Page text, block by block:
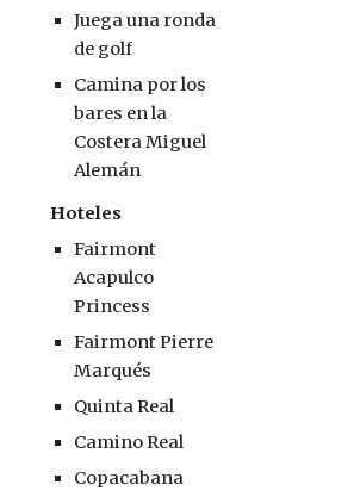
Juega una ronda
de golf
Camina por los
bares en la
Costera Miguel
Alemán
Hoteles
Fairmont
Acapulco
Princess
Fairmont Pierre
Marqués
Quinta Real
Camino Real
Copacabana